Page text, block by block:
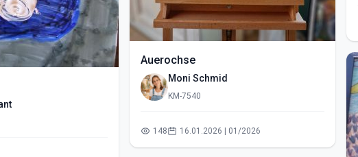
Auerochse
Moni Schmid
KM-7540
148 16.01.2026 | 01/2026